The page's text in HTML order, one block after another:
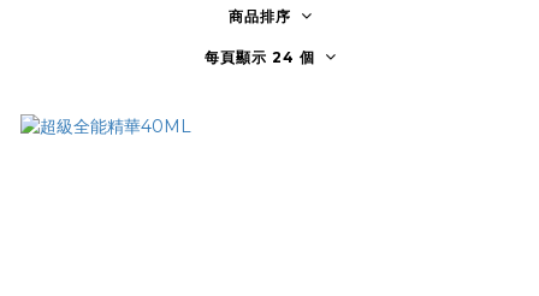
商品排序
每頁顯示 24 個